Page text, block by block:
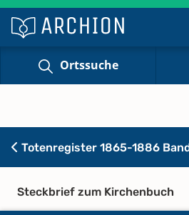
Ortssuche
Totenregister 1865-1886
Steckbrief zum Kirchenbuch